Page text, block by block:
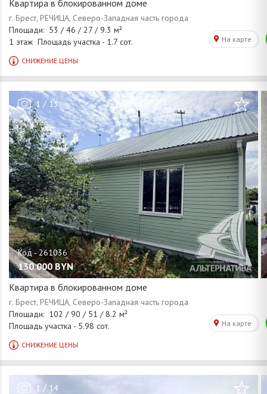
Квартира в блокированном доме
1 / 13
130 000 BYN
Квартира в блокированном доме
1 / 14